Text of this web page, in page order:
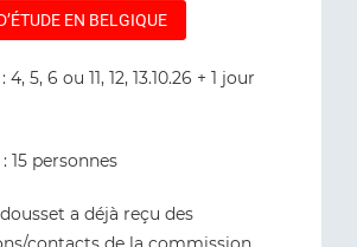
EN BELGIQUE
6 ou 11, 12, 13.10.26 + 1 jour
personnes
a déjà reçu des